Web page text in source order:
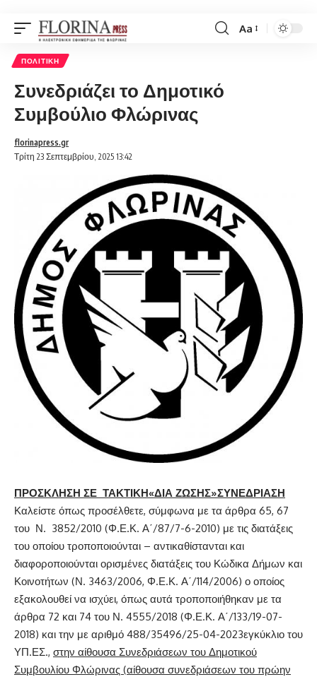
Font
Aa
ΠΟΛΙΤΙΚΉ
Συνεδριάζει το Δημοτικό
Συμβούλιο Φλώρινας
Τρίτη 23 Σεπτεμβρίου, 2025 13:42
florinapress.gr
ΠΡΟΣΚΛΗΣΗ ΣΕ ΤΑΚΤΙΚΗ«ΔΙΑ ΖΩΣΗΣ»ΣΥΝΕΔΡΙΑΣΗ
Καλείστε όπως προσέλθετε, σύμφωνα με τα άρθρα 65, 67
του Ν. 3852/2010 (Φ.Ε.Κ. Α΄/87/7-6-2010) με τις διατάξεις
του οποίου τροποποιούνται – αντικαθίστανται και
διαφοροποιούνται ορισμένες διατάξεις του Κώδικα Δήμων και
Κοινοτήτων (Ν. 3463/2006, Φ.Ε.Κ. Α΄/114/2006) ο οποίος
εξακολουθεί να ισχύει, όπως αυτά τροποποιήθηκαν με τα
άρθρα 72 και 74 του Ν. 4555/2018 (Φ.Ε.Κ. Α΄/133/19-07-
2018) και την με αριθμό 488/35496/25-04-2023εγκύκλιο του
ΥΠ.ΕΣ., στην αίθουσα Συνεδριάσεων του Δημοτικού
Συμβουλίου Φλώρινας (αίθουσα συνεδριάσεων του πρώην